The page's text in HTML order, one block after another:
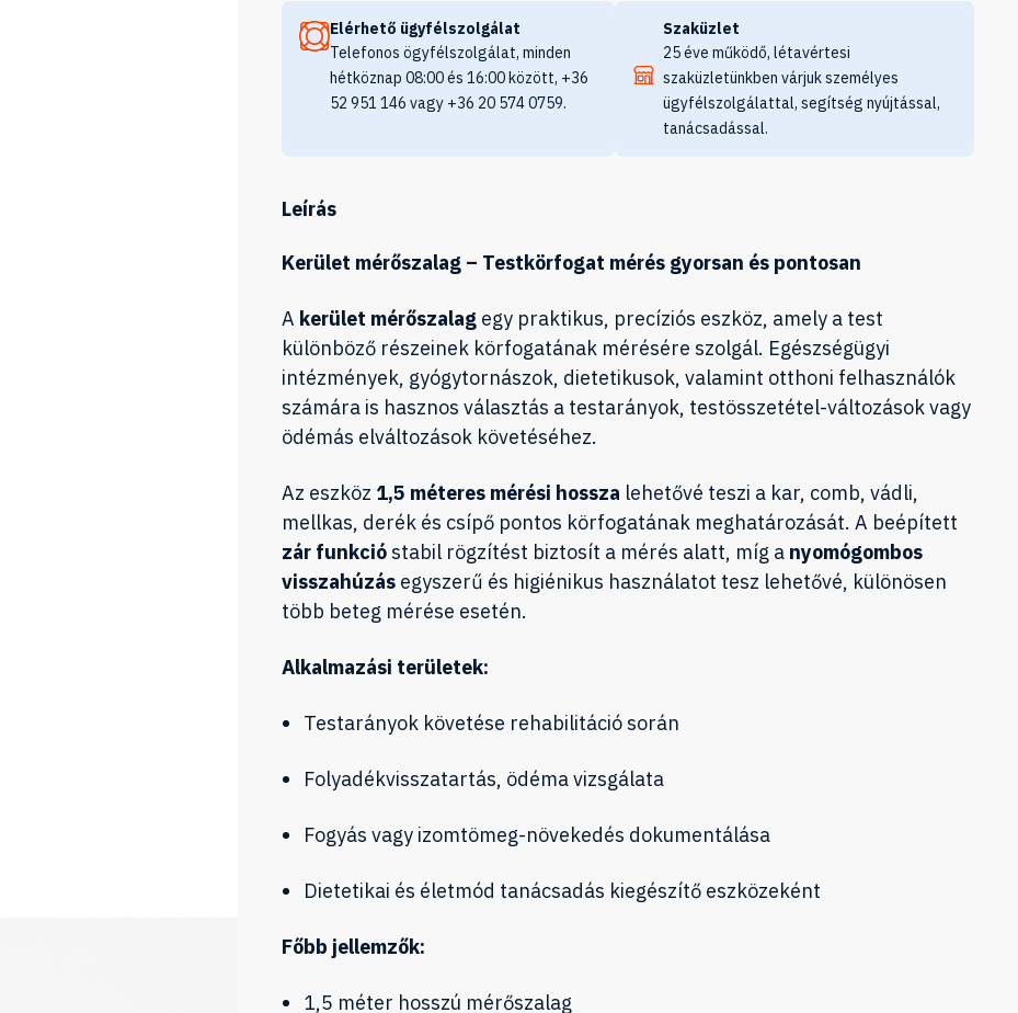
Elérhető ügyfélszolgálat
Telefonos ögyfélszolgálat, minden
hétköznap 08:00 és 16:00 között, +36
52 951 146 vagy +36 20 574 0759.
Szaküzlet
25 éve működő, létavértesi
szaküzletünkben várjuk személyes
ügyfélszolgálattal, segítség nyújtással,
tanácsadással.
Leírás
Kerület mérőszalag – Testkörfogat mérés gyorsan és pontosan
A kerület mérőszalag egy praktikus, precíziós eszköz, amely a test
különböző részeinek körfogatának mérésére szolgál. Egészségügyi
intézmények, gyógytornászok, dietetikusok, valamint otthoni felhasználók
számára is hasznos választás a testarányok, testösszetétel-változások vagy
ödémás elváltozások követéséhez.
Az eszköz 1,5 méteres mérési hossza lehetővé teszi a kar, comb, vádli,
mellkas, derék és csípő pontos körfogatának meghatározását. A beépített
zár funkcióstabil rögzítést biztosít a mérés alatt, míg a nyomógombos
visszahúzás egyszerű és higiénikus használatot tesz lehetővé, különösen
több beteg mérése esetén.
Alkalmazási területek:
Testarányok követése rehabilitáció során
Folyadékvisszatartás, ödéma vizsgálata
Fogyás vagy izomtömeg-növekedés dokumentálása
Dietetikai és életmód tanácsadás kiegészítő eszközeként
Főbb jellemzők:
1,5 méter hosszú mérőszalag